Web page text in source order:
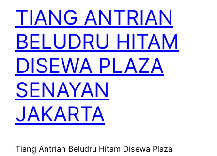
TIANG ANTRIAN
BELUDRU HITAM
DISEWA PLAZA
SENAYAN
JAKARTA
Tiang Antrian Beludru Hitam Disewa Plaza